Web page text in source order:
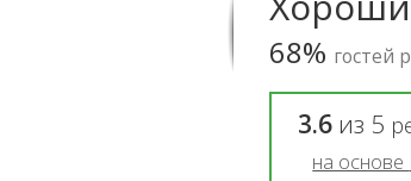
68% гостей
3.6 из 5
на основе